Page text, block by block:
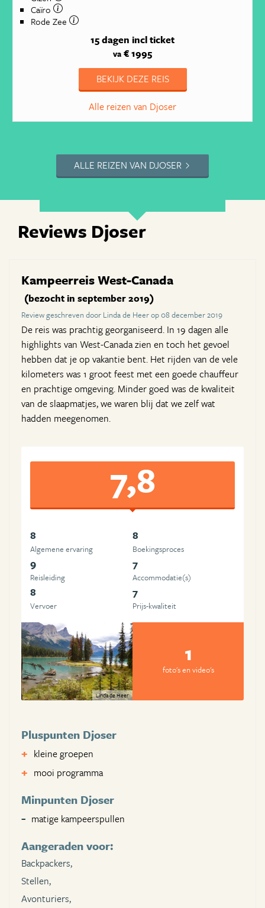
Caïro
Rode Zee
15 dagen incl ticket
va € 1995
BEKIJK DEZE REIS
Alle reizen van Djoser
ALLE REIZEN VAN DJOSER
Reviews Djoser
Kampeerreis West-Canada
(bezocht in september 2019)
Review geschreven door Linda de Heer op 08 december 2019
De reis was prachtig georganiseerd. In 19 dagen alle
highlights van West-Canada zien en toch het gevoel
hebben dat je op vakantie bent. Het rijden van de vele
kilometers was 1 groot feest met een goede chauffeur
en prachtige omgeving. Minder goed was de kwaliteit
van de slaapmatjes, we waren blij dat we zelf wat
hadden meegenomen.
7,8
8
Algemene ervaring
8
Boekingsproces
9
Reisleiding
7
Accommodatie(s)
8
Vervoer
7
Prijs-kwaliteit
Linda de Heer
1
foto's en video's
Pluspunten Djoser
kleine groepen
mooi programma
Minpunten Djoser
matige kampeerspullen
Aangeraden voor:
Backpackers,
Stellen,
Avonturiers,